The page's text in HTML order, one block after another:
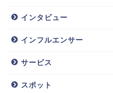
インタビュー
インフルエンサー
サービス
スポット